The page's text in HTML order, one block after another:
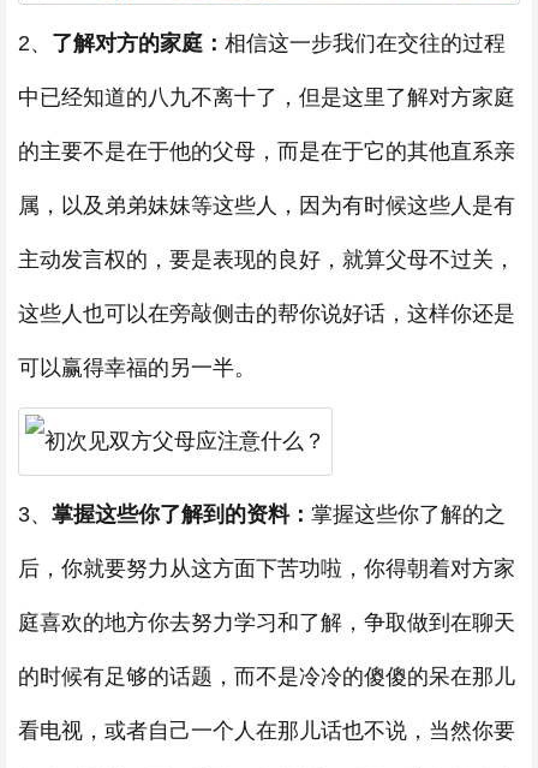
2、 了解对方的家庭： 相信这一步我们在交往的过程
中已经知道的八九不离十了，但是这里了解对方家庭
的主要不是在于他的父母，而是在于它的其他直系亲
属，以及弟弟妹妹等这些人，因为有时候这些人是有
主动发言权的，要是表现的良好，就算父母不过关，
这些人也可以在旁敲侧击的帮你说好话，这样你还是
可以赢得幸福的另一半。
3、 掌握这些你了解到的资料： 掌握这些你了解的之
后，你就要努力从这方面下苦功啦，你得朝着对方家
庭喜欢的地方你去努力学习和了解，争取做到在聊天
的时候有足够的话题，而不是冷冷的傻傻的呆在那儿
看电视，或者自己一个人在那儿话也不说，当然你要